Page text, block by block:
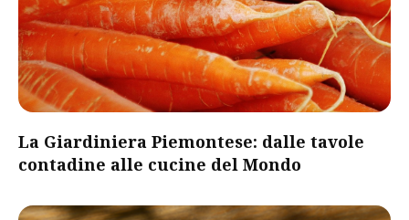
​La Giardiniera Piemontese: dalle tavole
contadine alle cucine del Mondo​